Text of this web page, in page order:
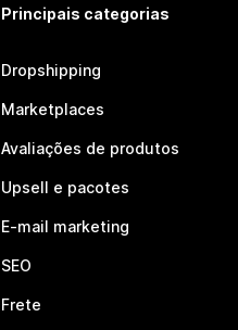
Principais categorias
Dropshipping
Marketplaces
Avaliações de produtos
Upsell e pacotes
E-mail marketing
SEO
Frete